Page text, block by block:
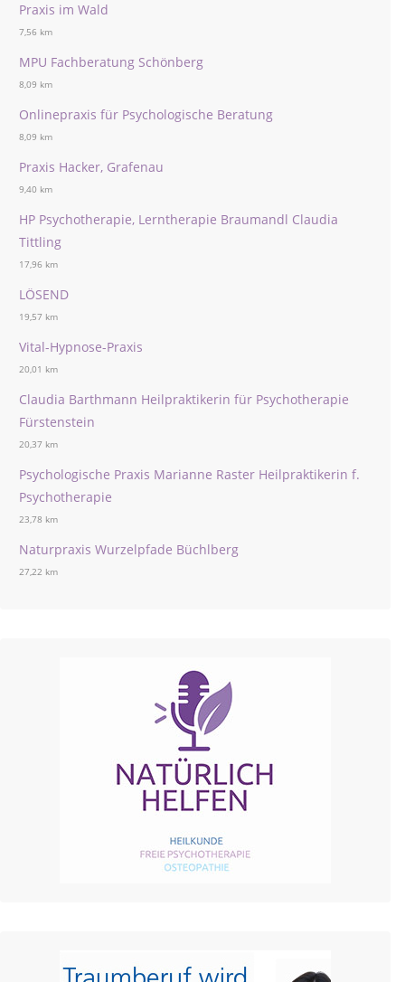
Praxis im Wald
7,56 km
MPU Fachberatung Schönberg
8,09 km
Onlinepraxis für Psychologische Beratung
8,09 km
Praxis Hacker, Grafenau
9,40 km
HP Psychotherapie, Lerntherapie Braumandl Claudia
Tittling
17,96 km
LÖSEND
19,57 km
Vital-Hypnose-Praxis
20,01 km
Claudia Barthmann Heilpraktikerin für Psychotherapie
Fürstenstein
20,37 km
Psychologische Praxis Marianne Raster Heilpraktikerin f.
Psychotherapie
23,78 km
Naturpraxis Wurzelpfade Büchlberg
27,22 km